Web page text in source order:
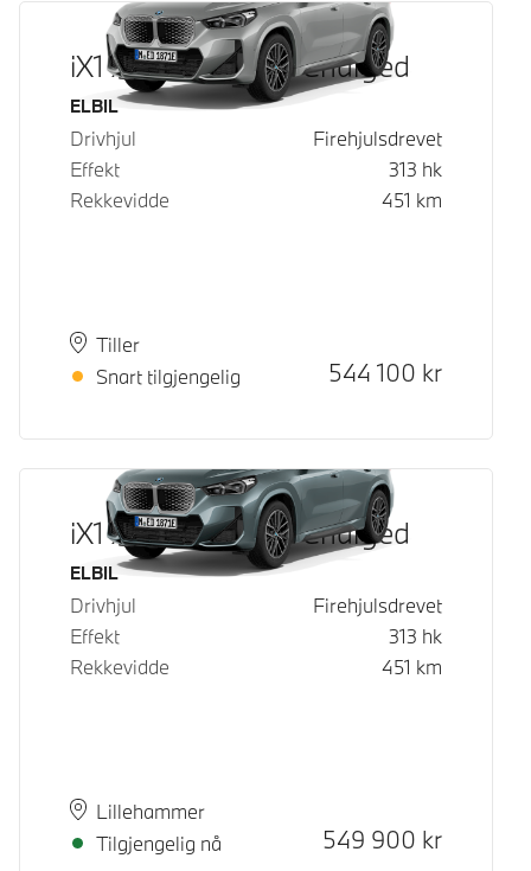
iX1 xDrive30 Fully Charged
Drivstoff
ELBIL
Drivhjul
Firehjulsdrevet
Effekt
313 hk
Rekkevidde
451 km
PlassTiller
Leveringstid
Snart tilgjengelig
Kontantpris
544 100 kr
iX1 xDrive30 Fully Charged
Drivstoff
ELBIL
Drivhjul
Firehjulsdrevet
Effekt
313 hk
Rekkevidde
451 km
PlassLillehammer
Leveringstid
Tilgjengelig nå
Kontantpris
549 900 kr